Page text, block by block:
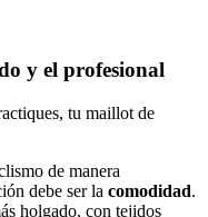
y el profesional
tu maillot de
de manera
debe ser la comodidad.
holgado, con tejidos